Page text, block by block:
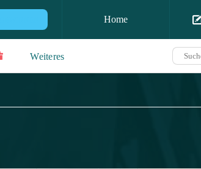
Home
Weiteres